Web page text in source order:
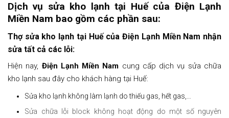
Dịch vụ sửa kho lạnh tại Huế của Điện Lạnh
Miền Nam bao gồm các phần sau:
Thợ sửa kho lạnh tại Huế củaĐiện Lạnh Miền Nam nhận
sửa tất cả các lỗi:
Hiện nay, Điện Lạnh Miền Nam cung cấp dịch vụ sửa chữa
kho lạnh sau đây cho khách hàng tại Huế:
Sửa kho lạnh không làm lạnh do thiếu gas, hết gas,…
Sửa chữa lỗi block không hoạt động do một số nguyên